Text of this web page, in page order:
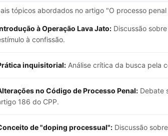
tópicos abordados no artigo "O processo
à Operação Lava Jato: Discussão
à confissão.
inquisitorial: Análise crítica da busca pela
no Código de Processo Penal: Debate
186 do CPP.
de "doping processual": Discussão